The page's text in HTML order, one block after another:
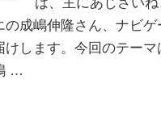
の成嶋伸隆さん、ナビ
けします。今回のテー
…